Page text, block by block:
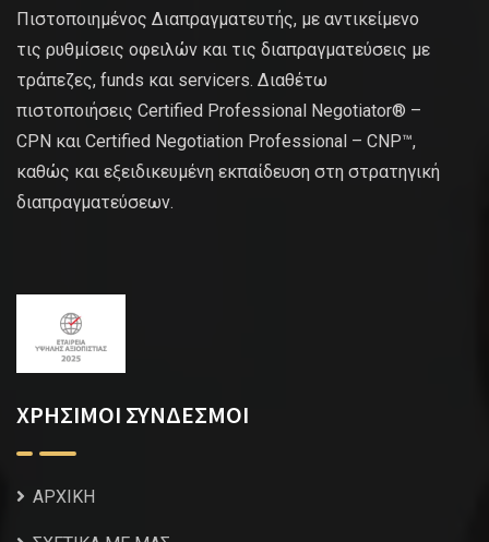
Πιστοποιημένος Διαπραγματευτής, με αντικείμενο
τις ρυθμίσεις οφειλών και τις διαπραγματεύσεις με
τράπεζες, funds και servicers. Διαθέτω
πιστοποιήσεις Certified Professional Negotiator® –
CPN και Certified Negotiation Professional – CNP™,
καθώς και εξειδικευμένη εκπαίδευση στη στρατηγική
διαπραγματεύσεων.
ΧΡΗΣΙΜΟΙ ΣΥΝΔΕΣΜΟΙ
ΑΡΧΙΚΗ